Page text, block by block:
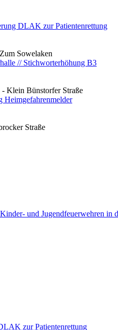
DLAK zur Patientenrettung
Sowelaken
// Stichworterhöhung B3
Klein Bünstorfer Straße
Heimgefahrenmelder
Straße
und Jugendfeuerwehren
zur Patientenrettung